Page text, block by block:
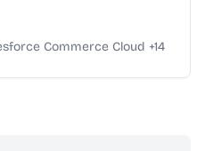
Commerce Cloud +14